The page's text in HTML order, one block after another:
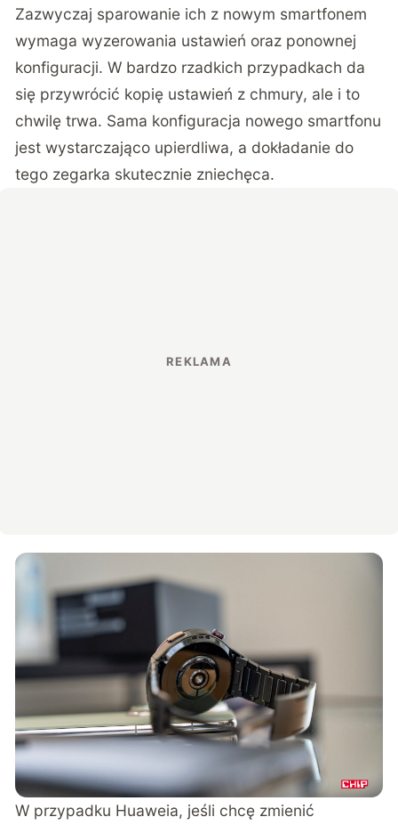
Zazwyczaj sparowanie ich z nowym smartfonem
wymaga wyzerowania ustawień oraz ponownej
konfiguracji. W bardzo rzadkich przypadkach da
się przywrócić kopię ustawień z chmury, ale i to
chwilę trwa. Sama konfiguracja nowego smartfonu
jest wystarczająco upierdliwa, a dokładanie do
tego zegarka skutecznie zniechęca.
W przypadku Huaweia, jeśli chcę zmienić